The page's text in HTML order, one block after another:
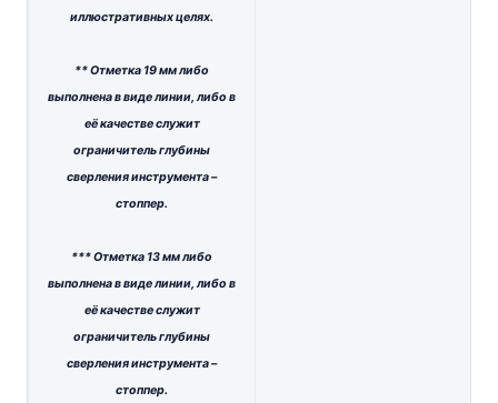
иллюстративных целях.
** Отметка 19 мм либо
выполнена в виде линии, либо в
её качестве служит
ограничитель глубины
сверления инструмента –
стоппер.
*** Отметка 13 мм либо
выполнена в виде линии, либо в
её качестве служит
ограничитель глубины
сверления инструмента –
стоппер.